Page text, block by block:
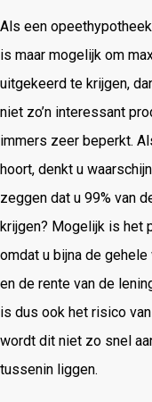
Als een
is maar mogelijk om
uitgekeerd te krijgen,
niet zo’n interessant
immers zeer beperkt.
hoort, denkt u
zeggen dat u 99% van
krijgen? Mogelijk is het
omdat u bijna de
en de rente van de
is dus ook het risico
wordt dit niet zo snel
tussenin liggen.